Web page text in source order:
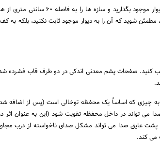
حداقل یک فضای 10 میلی متری جلوی دیوار موجود
شوید که آن را به دیوار موجود ثابت نکنید، بلکه به
کنید. صفحات پشم معدنی اندکی در دو طرف قاب فشرده
به چیزی که اساساً یک محفظه توخالی است (پس از اضافه
تواند در داخل محفظه تقویت شود (این به عنوان اثر
عایق صدا می تواند مشکل صدای ناخواسته از درب
کند.